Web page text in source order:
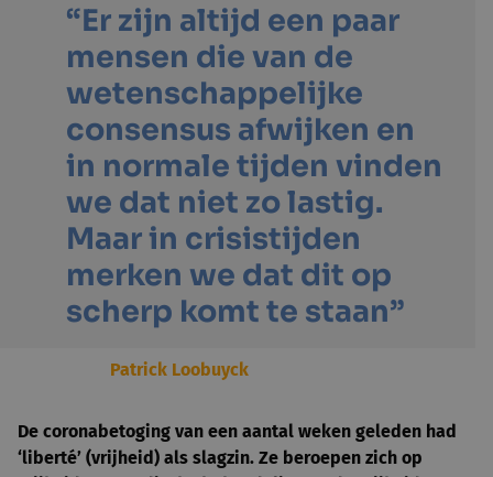
“Er zijn altijd een paar
mensen die van de
wetenschappelijke
consensus afwijken en
in normale tijden vinden
we dat niet zo lastig.
Maar in crisistijden
merken we dat dit op
scherp komt te staan”
Patrick Loobuyck
De coronabetoging van een aantal weken geleden had
‘liberté’ (vrijheid) als slagzin. Ze beroepen zich op